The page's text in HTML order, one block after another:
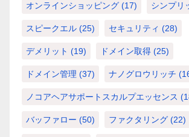
オンラインショッピング (17) シンプリ
スピークエル (25) セキュリティ (28)
デメリット (19) ドメイン取得 (25)
ドメイン管理 (37) ナノグロウリッチ
ノコアヘアサポートスカルプエッセンス
バッファロー (50) ファクタリング (22)